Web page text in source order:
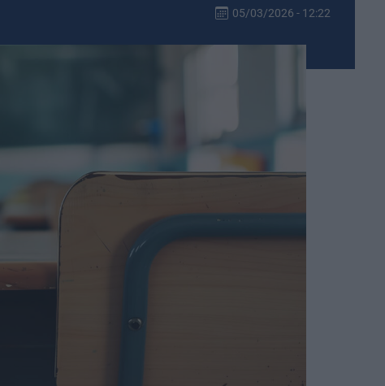
05/03/2026 - 12:22